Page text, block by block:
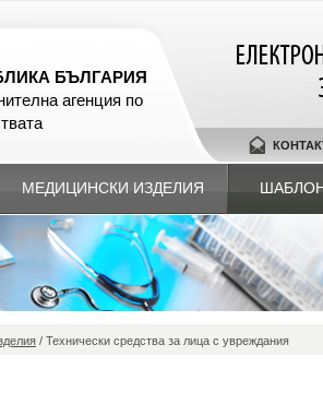
БЪЛГАРИЯ
агенция по
МЕДИЦИНСКИ ИЗДЕЛИЯ
/ Технически средства за лица с увреждания